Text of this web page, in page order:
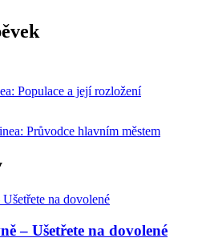
Populace a její rozložení
Průvodce hlavním městem
– Ušetřete na dovolené